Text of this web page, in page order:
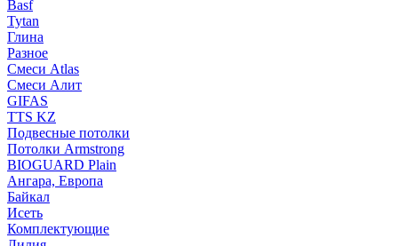
Basf
Tytan
Глина
Разное
Смеси Atlas
Смеси Алит
GIFAS
TTS KZ
Подвесные потолки
Потолки Armstrong
BIOGUARD Plain
Ангара, Европа
Байкал
Исеть
Комплектующие